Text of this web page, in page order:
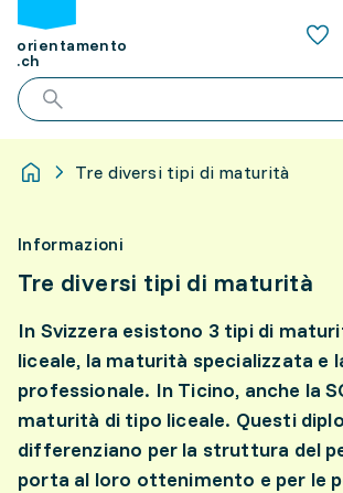
orientamento
.ch
Tre diversi tipi di maturità
Informazioni
Tre diversi tipi di maturità
In Svizzera esistono 3 tipi di
liceale, la maturità specializzata e
professionale. In Ticino, anche la
maturità di tipo liceale. Questi
differenziano per la struttura del
porta al loro ottenimento e per le